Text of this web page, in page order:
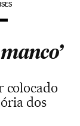
colocado
dos